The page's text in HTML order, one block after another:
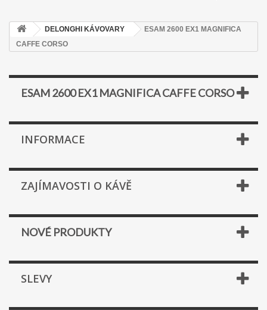
DELONGHI KÁVOVARY
ESAM 2600 EX1 MAGNIFICA
CAFFE CORSO
ESAM 2600 EX1 MAGNIFICA CAFFE CORSO
INFORMACE
ZAJÍMAVOSTI O KÁVĚ
NOVÉ PRODUKTY
SLEVY